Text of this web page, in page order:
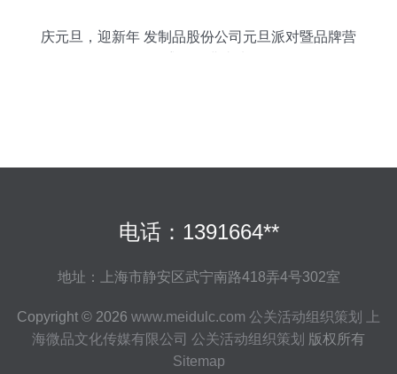
庆元旦，迎新年 发制品股份公司元旦派对暨品牌营
电话：1391664**
地址：上海市静安区武宁南路418弄4号302室
Copyright © 2026 www.meidulc.com 公关活动组织策划
上
海微品文化传媒有限公司 公关活动组织策划 版权所有
Sitemap